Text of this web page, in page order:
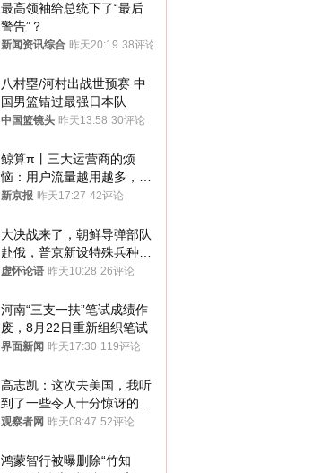
最高领袖给总统下了“最后
警告”？
新闻资讯综合 昨天20:19 38评论
八村塁/河村出战世预赛 中
国男篮错过最强日本队
中国篮镜头 昨天13:58 30评论
鲸算π丨三大运营商的烦
恼：用户流量越用越多，收
入却越来越少
新京报 昨天17:27 42评论
大决战来了，朝鲜导弹部队
赴俄，普京新设特殊兵种，
76岁老将扛旗
虚怀论语 昨天10:28 26评论
河南“三支一扶”笔试成绩作
废，8月22日重新组织笔试
界面新闻 昨天17:30 119评论
高志凯：这次去美国，我听
到了一些令人十分惊讶的消
息
观察者网 昨天08:47 52评论
鸿蒙智行被曝删除“竹知